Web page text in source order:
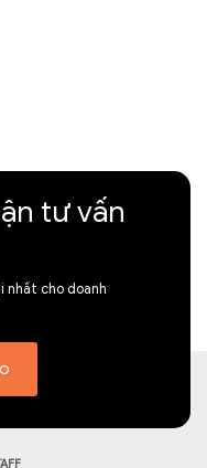
tư vấn
nhất cho doanh